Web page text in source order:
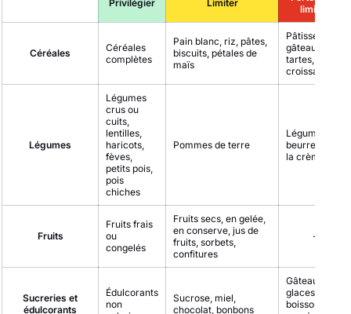
Privilégier Limiter
limiter
Céréales
Céréales
complètes
Pain blanc, riz, pâtes,
biscuits, pétales de
maïs
Pâtisseries,
gâteaux,
tartes,
croissants
Légumes
Légumes
crus ou
cuits,
lentilles,
haricots,
fèves,
petits pois,
pois
chiches
Pommes de terre
Légumes au
beurre ou à
la crème
Fruits
Fruits frais
ou
congelés
Fruits secs, en gelée,
en conserve, jus de
fruits, sorbets,
confitures
-
Sucreries et
édulcorants
Édulcorants
non
Sucrose, miel,
chocolat, bonbons
Gâteaux,
glaces,
boissons